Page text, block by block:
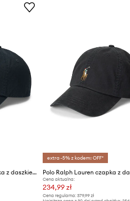
Polo Ralph Lauren czapka z daszkiem bawełniana
extra -5% z kodem: OFF*
Cena aktualna:
234,99 zł
Cena regularna:379,99 zł